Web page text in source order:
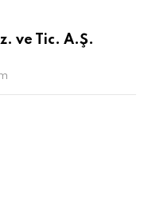
ve Tic. A.Ş.